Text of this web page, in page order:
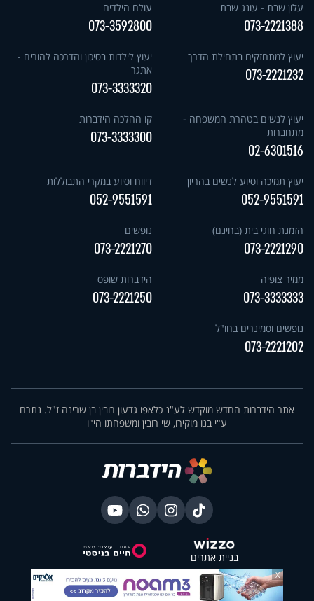
עלון שבת - עונג שבת
073-2221388
עולם הילדים
073-3592800
יעוץ למתחזקים בתחילת הדרך
073-2221232
יעוץ לילדות בסיכון והדרכה להורים -
אתגר
073-3333320
יעוץ לנשים בטהרת המשפחה -
מתחברות
02-6301516
קו ההלכה הידברות
073-3333300
יעוץ תמיכה וסיוע לנשים בהריון
052-9551591
דיווח וסיוע במקרי התבוללות
052-9551591
הזמנת חוגי בית (בחינם)
073-2221290
נופשים
073-2221270
ממיר צופיה
073-3333333
הידברות שופס
073-2221250
נופשים וסמינרים בחו"ל
073-2221202
אתר הידברות החדש מוקדש לע"נ כלאפו גדעון רובין בן שרינה ז"ל. נתרם
ע"י בנו מוקירו, שי רובין ומשפחתו הי"ו
בניית אתרים
X